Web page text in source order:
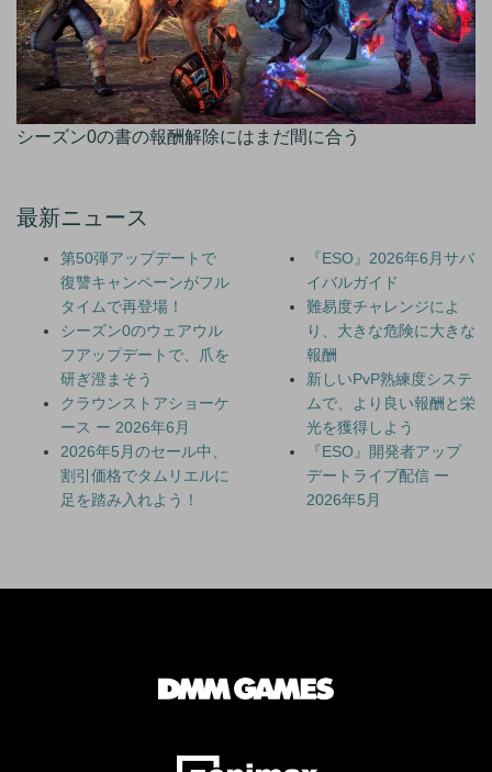
シーズン0の書の報酬解除にはまだ間に合う
最新ニュース
第50弾アップデートで
復讐キャンペーンがフル
タイムで再登場！
シーズン0のウェアウル
フアップデートで、爪を
研ぎ澄まそう
クラウンストアショーケ
ース ー 2026年6月
2026年5月のセール中、
割引価格でタムリエルに
足を踏み入れよう！
『ESO』2026年6月サバ
イバルガイド
難易度チャレンジによ
り、大きな危険に大きな
報酬
新しいPvP熟練度システ
ムで、より良い報酬と栄
光を獲得しよう
『ESO』開発者アップ
デートライブ配信 ー
2026年5月